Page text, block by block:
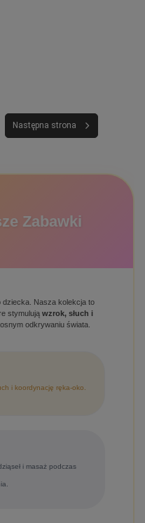
Następna strona
Zabawki
dziecka. Nasza kolekcja to
stymulują wzrok, słuch i
odkrywaniu świata.
i koordynację ręka-oko.
i masaż podczas